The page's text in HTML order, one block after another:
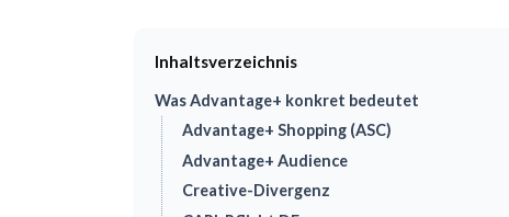
Inhaltsverzeichnis
Was Advantage+ konkret bedeutet
Advantage+ Shopping (ASC)
Advantage+ Audience
Creative-Divergenz